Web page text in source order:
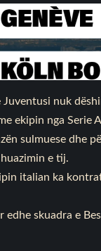
nuk
ekipin nga Serie
sulmuese dhe
e tij.
italian ka
edhe skuadra e